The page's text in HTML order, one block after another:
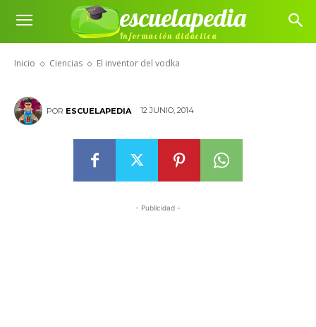
escuelapedia
Información didáctica
Inicio Ciencias El inventor del vodka
El inventor del vodka
POR ESCUELAPEDIA 12 JUNIO, 2014
- Publicidad -